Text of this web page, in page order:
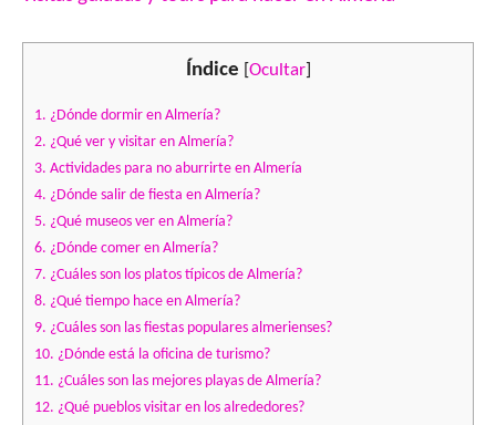
Índice [Ocultar]
1. ¿Dónde dormir en Almería?
2. ¿Qué ver y visitar en Almería?
3. Actividades para no aburrirte en Almería
4. ¿Dónde salir de fiesta en Almería?
5. ¿Qué museos ver en Almería?
6. ¿Dónde comer en Almería?
7. ¿Cuáles son los platos típicos de Almería?
8. ¿Qué tiempo hace en Almería?
9. ¿Cuáles son las fiestas populares almerienses?
10. ¿Dónde está la oficina de turismo?
11. ¿Cuáles son las mejores playas de Almería?
12. ¿Qué pueblos visitar en los alrededores?